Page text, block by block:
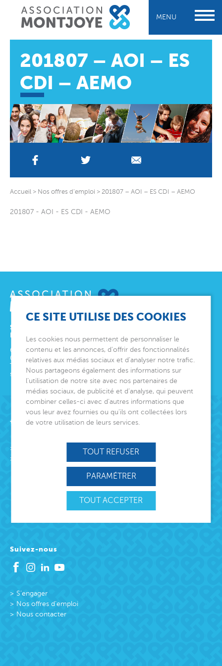
MENU
201807 – AOI – ES
CDI – AEMO
Accueil > Nos offres d’emploi > 201807 – AOI – ES CDI – AEMO
201807 - AOI - ES CDI - AEMO
SIÈGE SOCIAL
ET DIRECTION GÉNÉRALE
6 avenue Édith Cavell
06000 Nice
Tél.
siege@montjoye.org
Acteur de lien social
Protection Enfance et Familles
Accueil des victimes
Accueil des victimes
Citoyenneté active
Suivez-nous
S’engager
Nos offres d’emploi
Nous contacter
CE SITE UTILISE DES COOKIES
Les cookies nous permettent de personnaliser le
contenu et les annonces, d’offrir des fonctionnalités
relatives aux médias sociaux et d’analyser notre trafic.
Nous partageons également des informations sur
l’utilisation de notre site avec nos partenaires de
médias sociaux, de publicité et d’analyse, qui peuvent
combiner celles-ci avec d’autres informations que
vous leur avez fournies ou qu’ils ont collectées lors
de votre utilisation de leurs services.
TOUT ACCEPTER
TOUT REFUSER
PARAMÉTRER